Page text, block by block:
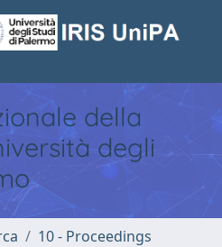
della
degli
10 - Proceedings